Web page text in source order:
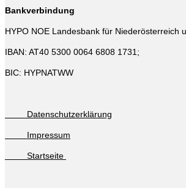
Bankverbindung
HYPO NOE Landesbank für Niederösterreich
IBAN: AT40 5300 0064 6808 1731;
BIC: HYPNATWW
Datenschutzerklärung
Impressum
Startseite